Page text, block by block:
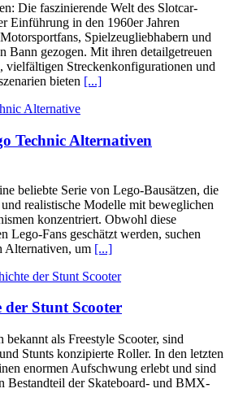
Die faszinierende Welt des Slotcar-
Einführung in den 1960er Jahren
Spielzeugliebhabern und
Bann gezogen. Mit ihren detailgetreuen
vielfältigen Streckenkonfigurationen und
bieten [...]
Technic Alternativen
beliebte Serie von Lego-Bausätzen, die
realistische Modelle mit beweglichen
konzentriert. Obwohl diese
Lego-Fans geschätzt werden, suchen
Alternativen, um [...]
der Stunt Scooter
bekannt als Freestyle Scooter, sind
Stunts konzipierte Roller. In den letzten
enormen Aufschwung erlebt und sind
Bestandteil der Skateboard- und BMX-